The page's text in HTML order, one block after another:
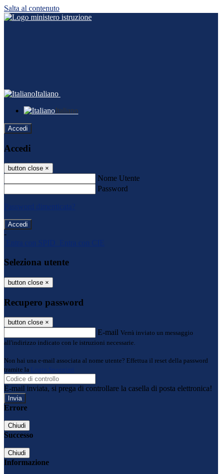
Salta al contenuto
Italiano
Italiano
Accedi
Accedi
button close ×
Nome Utente
Password
Password dimenticata?
-
Entra con SPID
Entra con CIE
Seleziona utente
button close ×
Recupero password
button close ×
E-mail Verrà inviato un messaggio
all'indirizzo indicato con le istruzioni necessarie.
Non hai una e-mail associata al nome utente? Effettua il reset della password
tramite la
Login Spaggiari
E-mail inviata, si prega di controllare la casella di posta elettronica!
Errore
Chiudi
Successo
Chiudi
Informazione